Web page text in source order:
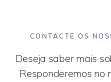
CONTACTE OS
Deseja saber mais
Responderemos no